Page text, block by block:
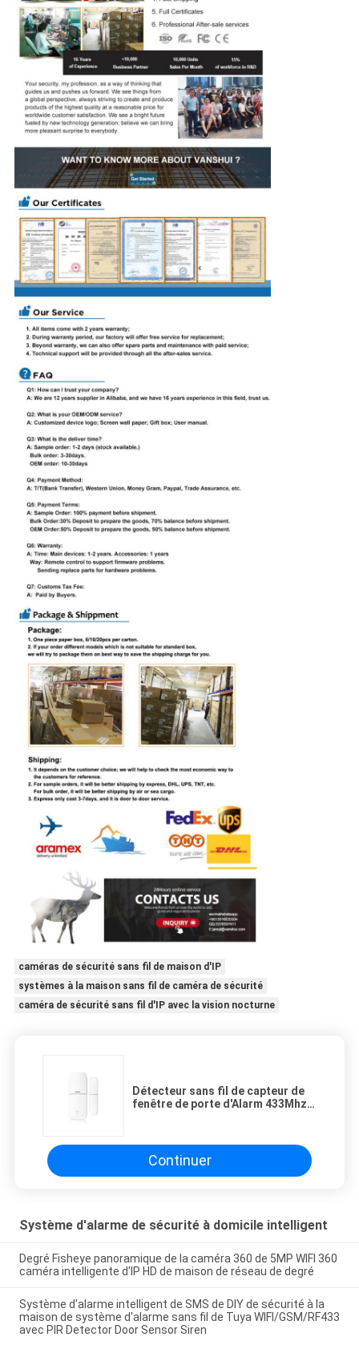
caméras de sécurité sans fil de maison d'IP
systèmes à la maison sans fil de caméra de sécurité
caméra de sécurité sans fil d'IP avec la vision nocturne
Détecteur sans fil de capteur de
fenêtre de porte d'Alarm 433Mhz
Continuer
Système d'alarme de sécurité à domicile intelligent
Degré Fisheye panoramique de la caméra 360 de 5MP WIFI 360
caméra intelligente d'IP HD de maison de réseau de degré
Système d'alarme intelligent de SMS de DIY de sécurité à la
maison de système d'alarme sans fil de Tuya WIFI/GSM/RF433
avec PIR Detector Door Sensor Siren